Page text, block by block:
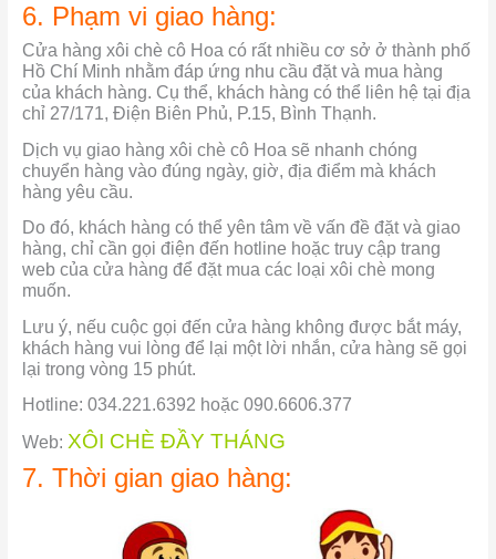
6. Phạm vi giao hàng:
Cửa hàng xôi chè cô Hoa có rất nhiều cơ sở ở thành phố
Hồ Chí Minh nhằm đáp ứng nhu cầu đặt và mua hàng
của khách hàng. Cụ thể, khách hàng có thể liên hệ tại địa
chỉ 27/171, Điện Biên Phủ, P.15, Bình Thạnh.
Dịch vụ giao hàng xôi chè cô Hoa sẽ nhanh chóng
chuyển hàng vào đúng ngày, giờ, địa điểm mà khách
hàng yêu cầu.
Do đó, khách hàng có thể yên tâm về vấn đề đặt và giao
hàng, chỉ cần gọi điện đến hotline hoặc truy cập trang
web của cửa hàng để đặt mua các loại xôi chè mong
muốn.
Lưu ý, nếu cuộc gọi đến cửa hàng không được bắt máy,
khách hàng vui lòng để lại một lời nhắn, cửa hàng sẽ gọi
lại trong vòng 15 phút.
Hotline: 034.221.6392 hoặc 090.6606.377
Web: XÔI CHÈ ĐẦY THÁNG
7. Thời gian giao hàng: